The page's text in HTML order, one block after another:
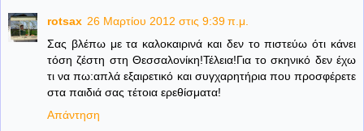
rotsax 26 Μαρτίου 2012 στις 9:39 π.μ.
Σας βλέπω με τα καλοκαιρινά και δεν το πιστεύω ότι κάνει
τόση ζέστη στη Θεσσαλονίκη!Τέλεια!Για το σκηνικό δεν έχω
τι να πω:απλά εξαιρετικό και συγχαρητήρια που προσφέρετε
στα παιδιά σας τέτοια ερεθίσματα!
Απάντηση